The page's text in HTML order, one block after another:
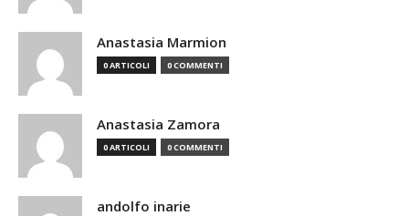
Anastasia Marmion
0 ARTICOLI 0 COMMENTI
Anastasia Zamora
0 ARTICOLI 0 COMMENTI
andolfo inarie